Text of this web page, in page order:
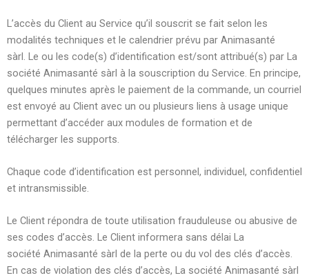
L’accès du Client au Service qu’il souscrit se fait selon les
modalités techniques et le calendrier prévu par Animasanté
sàrl. Le ou les code(s) d’identification est/sont attribué(s) par La
société Animasanté sàrl à la souscription du Service. En principe,
quelques minutes après le paiement de la commande, un courriel
est envoyé au Client avec un ou plusieurs liens à usage unique
permettant d’accéder aux modules de formation et de
télécharger les supports.
Chaque code d’identification est personnel, individuel, confidentiel
et intransmissible.
Le Client répondra de toute utilisation frauduleuse ou abusive de
ses codes d’accès. Le Client informera sans délai La
société Animasanté sàrl de la perte ou du vol des clés d’accès.
En cas de violation des clés d’accès, La société Animasanté sàrl